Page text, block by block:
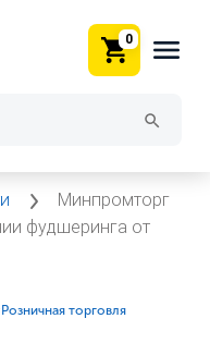
0
Минпромторг
фудшеринга от
торговля